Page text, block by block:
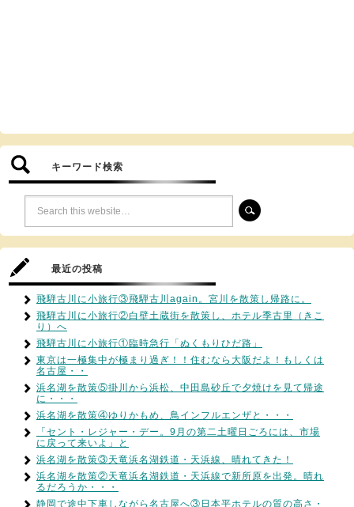
キーワード検索
最近の投稿
飛騨古川に小旅行③飛騨古川again。宮川を散策し帰路に。
飛騨古川に小旅行②白壁土蔵街を散策し、ホテル季古里（きこ
り）へ
飛騨古川に小旅行①臨時急行「ぬくもりひだ路」
東京は一極集中が極まり過ぎ！！住むなら大阪だよ！もしくは
名古屋・・
浜名湖を散策⑤掛川から浜松、中田島砂丘で夕焼けを見て帰途
に・・・
浜名湖を散策④ゆりかもめ、鳥インフルエンザと・・・
「セント・レジャー・デー。9月の第二土曜日ごろには、市場
に戻って来いよ」と
浜名湖を散策③天竜浜名湖鉄道・天浜線、晴れてきた！
浜名湖を散策②天竜浜名湖鉄道・天浜線で新所原を出発。晴れ
るだろうか・・・
静岡で途中下車しながら名古屋へ③日本平ホテルの質の高さ・